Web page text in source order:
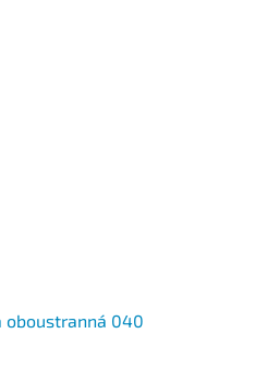
oboustranná 040